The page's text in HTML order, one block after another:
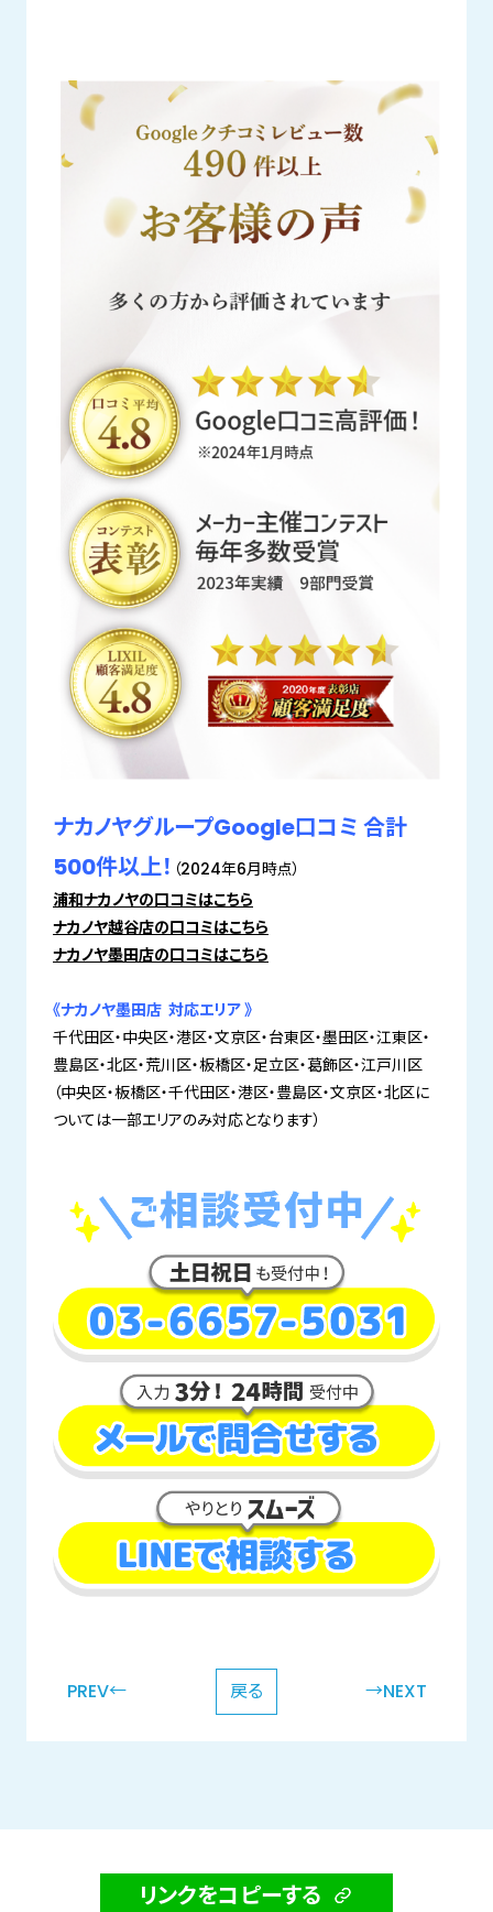
ナカノヤグループGoogle口コミ 合計
500件以上！ （2024年6月時点）
浦和ナカノヤの口コミはこちら
ナカノヤ越谷店の口コミはこちら
ナカノヤ墨田店の口コミはこちら
《ナカノヤ墨田店 対応エリア 》
千代田区・中央区・港区・文京区・台東区・墨田区・江東区・
豊島区・北区・荒川区・板橋区・足立区・葛飾区・江戸川区
（中央区・板橋区・千代田区・港区・豊島区・文京区・北区に
ついては一部エリアのみ対応となります）
PREV← 戻る →NEXT
リンクをコピーする